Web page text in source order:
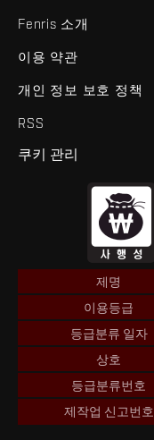
Fenris 소개
이용 약관
개인 정보 보호 정책
RSS
쿠키 관리
제명
이용등급
등급분류 일자
상호
등급분류번호
제작업 신고번호